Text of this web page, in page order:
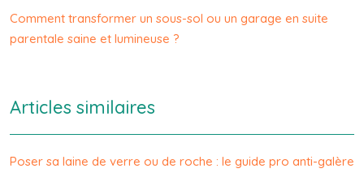
Comment transformer un sous-sol ou un garage en suite
parentale saine et lumineuse ?
Articles similaires
Poser sa laine de verre ou de roche : le guide pro anti-galère